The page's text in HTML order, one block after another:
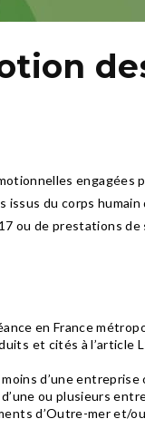
engagées
du corps
ou de prestations
en France
et cités à l’article
d’une
ou plusieurs
d’Outre-mer et/